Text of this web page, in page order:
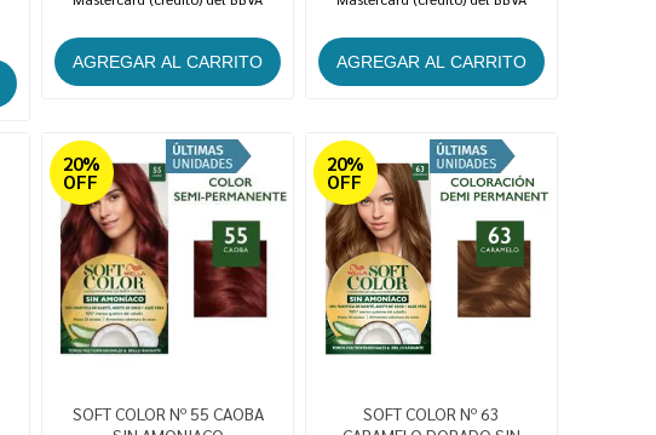
20%
OFF
SOFT COLOR Nº 55 CAOBA
20%
OFF
SOFT COLOR Nº 63